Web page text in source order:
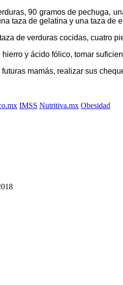
90 gramos de pechuga,
taza de gelatina y una taza de
de verduras cocidas, cuatro
y ácido fólico, tomar
mamás, realizar sus
IMSS Nutritiva.mx Obesidad